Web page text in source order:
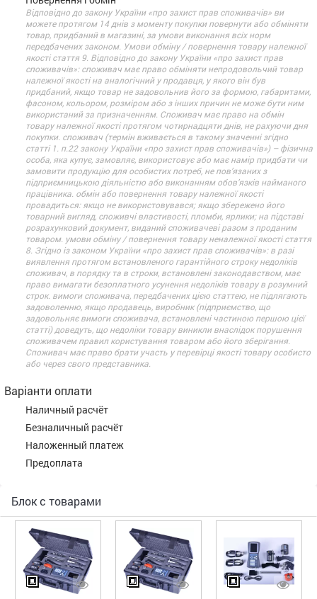
Відповідно до закону України «про захист прав споживачів» ви
можете протягом 14 днів з моменту покупки повернути або обміняти
товар, придбаний в магазині, за умови виконання всіх норм
передбачених законом. Умови обміну / повернення товару належної
якості стаття 9. Відповідно до закону України «про захист прав
споживачів»: споживач має право обміняти непродовольчий товар
належної якості на аналогічний у продавця, у якого він був
придбаний, якщо товар не задовольнив його за формою, габаритами,
фасоном, кольором, розміром або з інших причин не може бути ним
використаний за призначенням. Споживач має право на обмін
товару належної якості протягом чотирнадцяти днів, не рахуючи дня
покупки. споживач (термін вживається в такому значенні згідно
статті 1. п.22 закону України «про захист прав споживачів») – фізична
особа, яка купує, замовляє, використовує або має намір придбати чи
замовити продукцію для особистих потреб, не пов’язаних з
підприємницькою діяльністю або виконанням обов’язків найманого
працівника. обмін або повернення товару належної якості
провадиться: якщо не використовувався; якщо збережено його
товарний вигляд, споживчі властивості, пломби, ярлики; на підставі
розрахунковий документ, виданий споживачеві разом з проданим
товаром. умови обміну / повернення товару неналежної якості стаття
8. Згідно із законом України «про захист прав споживачів»: в разі
виявлення протягом встановленого гарантійного строку недоліків
споживач, в порядку та в строки, встановлені законодавством, має
право вимагати безоплатного усунення недоліків товару в розумний
строк. вимоги споживача, передбачених цією статтею, не підлягають
задоволенню, якщо продавець, виробник (підприємство, що
задовольняє вимоги споживача, встановлені частиною першою цієї
статті) доведуть, що недоліки товару виникли внаслідок порушення
споживачем правил користування товаром або його зберігання.
Споживач має право брати участь у перевірці якості товару особисто
або через свого представника.
Варіанти оплати
Наличный расчёт
Безналичный расчёт
Наложенный платеж
Предоплата
Блок с товарами